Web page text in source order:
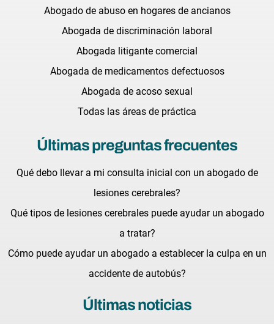
Abogado de abuso en hogares de ancianos
Abogada de discriminación laboral
Abogada litigante comercial
Abogada de medicamentos defectuosos
Abogada de acoso sexual
Todas las áreas de práctica
Últimas preguntas frecuentes
Qué debo llevar a mi consulta inicial con un abogado de
lesiones cerebrales?
Qué tipos de lesiones cerebrales puede ayudar un abogado
a tratar?
Cómo puede ayudar un abogado a establecer la culpa en un
accidente de autobús?
Últimas noticias